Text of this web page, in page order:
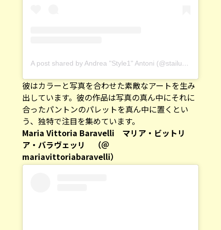
A post shared by Andrea "Style1" Antoni (@stailuan)
彼はカラーと写真を合わせた素敵なアートを生み
出しています。彼の作品は写真の真ん中にそれに
合ったパントンのパレットを真ん中に置くとい
う、独特で注目を集めています。
Maria Vittoria Baravelli マリア・ビットリ
ア・バラヴェッリ （＠
mariavittoriabaravelli）